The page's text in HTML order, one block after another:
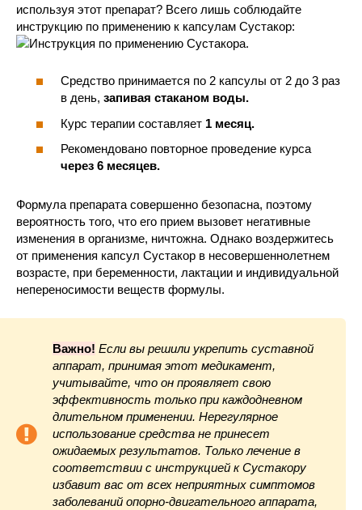
используя этот препарат? Всего лишь соблюдайте
инструкцию по применению к капсулам Сустакор:
Средство принимается по 2 капсулы от 2 до 3 раз
в день, запивая стаканом воды.
Курс терапии составляет 1 месяц.
Рекомендовано повторное проведение курса
через 6 месяцев.
Формула препарата совершенно безопасна, поэтому
вероятность того, что его прием вызовет негативные
изменения в организме, ничтожна. Однако воздержитесь
от применения капсул Сустакор в несовершеннолетнем
возрасте, при беременности, лактации и индивидуальной
непереносимости веществ формулы.
Важно! Если вы решили укрепить суставной
аппарат, принимая этот медикамент,
учитывайте, что он проявляет свою
эффективность только при каждодневном
длительном применении. Нерегулярное
использование средства не принесет
ожидаемых результатов. Только лечение в
соответствии с инструкцией к Сустакору
избавит вас от всех неприятных симптомов
заболеваний опорно-двигательного аппарата,